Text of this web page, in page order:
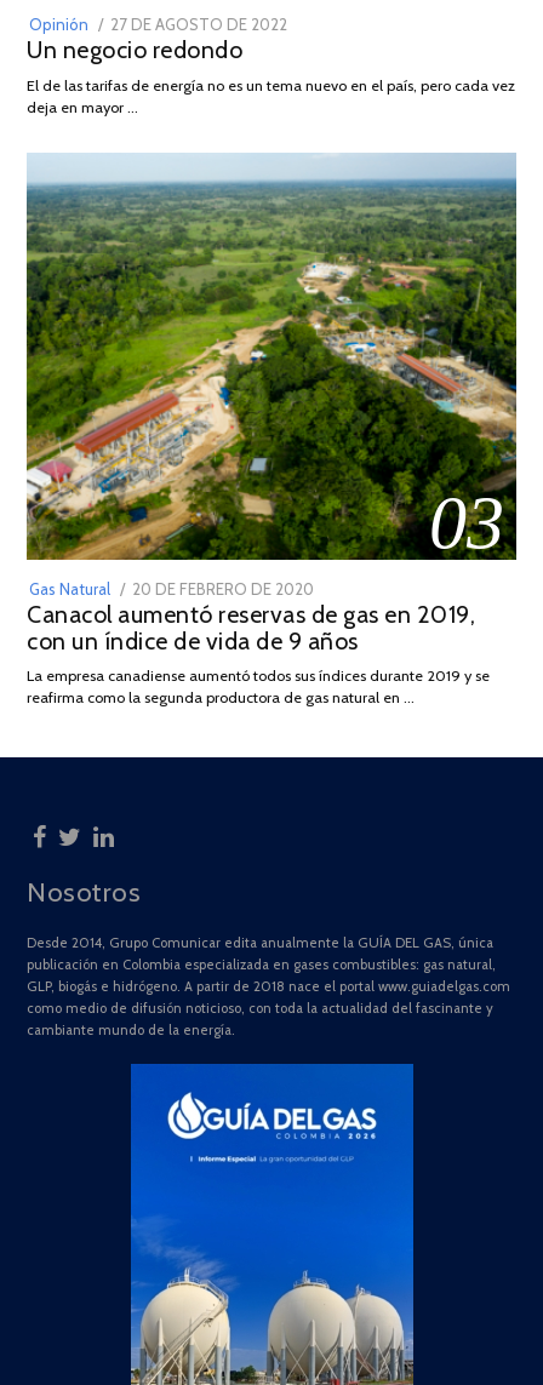
Opinión
POSTED
ON
27 DE AGOSTO DE 2022
DE
Un negocio redondo
El de las tarifas de energía no es un tema nuevo en el país, pero cada vez
deja en mayor …
03
Gas Natural
POSTED
ON
20 DE FEBRERO DE 2020
DE
JULIO
2025
Canacol aumentó reservas de gas en 2019,
con un índice de vida de 9 años
La empresa canadiense aumentó todos sus índices durante 2019 y se
reafirma como la segunda productora de gas natural en …
Nosotros
Desde 2014, Grupo Comunicar edita anualmente la GUÍA DEL GAS, única
publicación en Colombia especializada en gases combustibles: gas natural,
GLP, biogás e hidrógeno. A partir de 2018 nace el portal www.guiadelgas.com
como medio de difusión noticioso, con toda la actualidad del fascinante y
cambiante mundo de la energía.